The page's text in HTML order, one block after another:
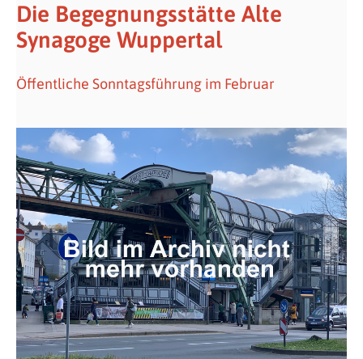
Die Begegnungsstätte Alte
Synagoge Wuppertal
Öffentliche Sonntagsführung im Februar